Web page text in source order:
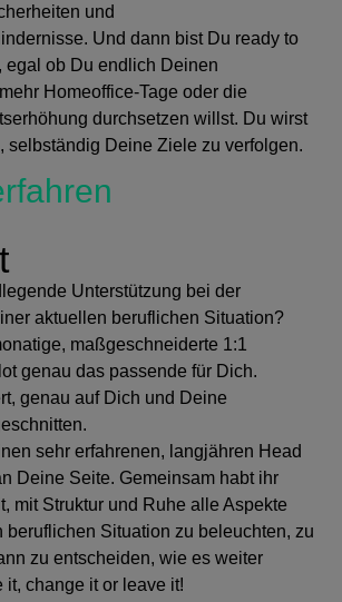
und
Und dann bist Du ready to
egal ob Du endlich Deinen
Homeoffice-Tage oder die
durchsetzen willst. Du wirst
selbständig Deine Ziele zu verfolgen.
Unterstützung bei der
aktuellen beruflichen Situation?
maßgeschneiderte 1:1
genau das passende für Dich.
genau auf Dich und Deine
sehr erfahrenen, langjähren Head
Deine Seite. Gemeinsam habt ihr
mit Struktur und Ruhe alle Aspekte
beruflichen Situation zu beleuchten, zu
zu entscheiden, wie es weiter
it, change it or leave it!